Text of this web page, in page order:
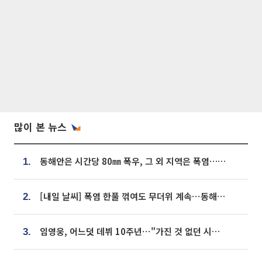
많이 본 뉴스
1. 동해안은 시간당 80㎜ 폭우, 그 외 지역은 폭염…‘극과 극 날씨’
2. [내일 날씨] 폭염 한풀 꺾여도 무더위 계속⋯동해안 이틀 연속 비
3. 임영웅, 어느덧 데뷔 10주년⋯"가진 것 없던 시절, 내 앞엔 20명의 팬뿐"